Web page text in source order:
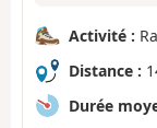
Activité :
Distance :
Durée